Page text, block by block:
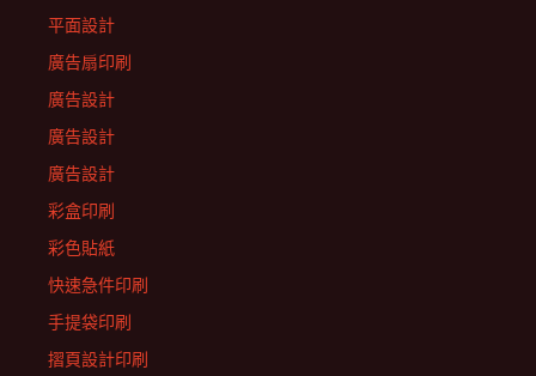
平面設計
廣告扇印刷
廣告設計
廣告設計
廣告設計
彩盒印刷
彩色貼紙
快速急件印刷
手提袋印刷
摺頁設計印刷